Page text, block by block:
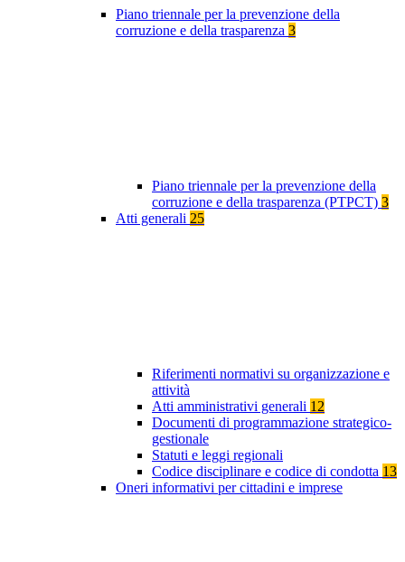
Piano triennale per la prevenzione della
corruzione e della trasparenza 3
Piano triennale per la prevenzione della
corruzione e della trasparenza (PTPCT) 3
Atti generali 25
Riferimenti normativi su organizzazione e
attività
Atti amministrativi generali 12
Documenti di programmazione strategico-
gestionale
Statuti e leggi regionali
Codice disciplinare e codice di condotta 13
Oneri informativi per cittadini e imprese